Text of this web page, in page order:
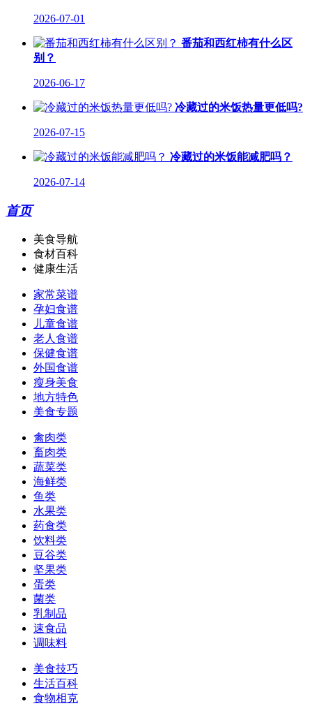
2026-07-01
番茄和西红柿有什么区
别？
2026-06-17
冷藏过的米饭热量更低吗?
2026-07-15
冷藏过的米饭能减肥吗？
2026-07-14
首页
美食导航
食材百科
健康生活
家常菜谱
孕妇食谱
儿童食谱
老人食谱
保健食谱
外国食谱
瘦身美食
地方特色
美食专题
禽肉类
畜肉类
蔬菜类
海鲜类
鱼类
水果类
药食类
饮料类
豆谷类
坚果类
蛋类
菌类
乳制品
速食品
调味料
美食技巧
生活百科
食物相克